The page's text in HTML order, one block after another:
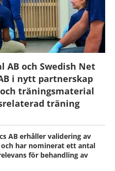
AB och Swedish Net
i nytt partnerskap
träningsmaterial
träning
AB erhåller validering av
har nominerat ett antal
för behandling av